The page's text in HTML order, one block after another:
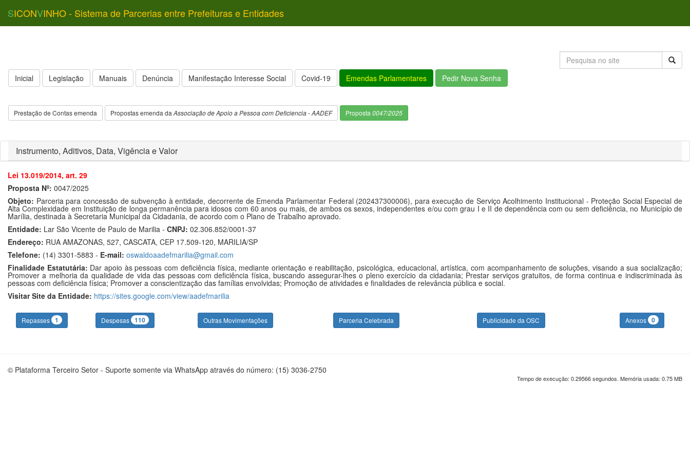
SICONVINHO - Sistema de Parcerias entre Prefeituras e Entidades
Inicial Legislação Manuais Denúncia Manifestação Interesse Social Covid-19 Emendas Parlamentares Pedir Nova Senha
Prestação de Contas emenda Propostas emenda da Associação de Apoio a Pessoa com Deficiencia - AADEF Proposta 0047/2025
Instrumento, Aditivos, Data, Vigência e Valor
Lei 13.019/2014, art. 29
Proposta Nº: 0047/2025
Objeto: Parceria para concessão de subvenção à entidade, decorrente de Emenda Parlamentar Federal (202437300006), para execução de Serviço Acolhimento Institucional - Proteção Social Especial de
Alta Complexidade em Instituição de longa permanência para idosos com 60 anos ou mais, de ambos os sexos, independentes e/ou com grau I e II de dependência com ou sem deficiência, no Município de
Marília, destinada à Secretaria Municipal da Cidadania, de acordo com o Plano de Trabalho aprovado.
Entidade: Lar São Vicente de Paulo de Marilia - CNPJ: 02.306.852/0001-37
Endereço: RUA AMAZONAS, 527, CASCATA, CEP 17.509-120, MARILIA/SP
Telefone: (14) 3301-5883 - E-mail: oswaldoaadefmarilia@gmail.com
Finalidade Estatutária: Dar apoio às pessoas com deficiência física, mediante orientação e reabilitação, psicológica, educacional, artística, com acompanhamento de soluções, visando a sua socialização;
Promover a melhoria da qualidade de vida das pessoas com deficiência física, buscando assegurar-lhes o pleno exercício da cidadania; Prestar serviços gratuitos, de forma continua e indiscriminada às
pessoas com deficiência física; Promover a conscientização das famílias envolvidas; Promoção de atividades e finalidades de relevância pública e social.
Visitar Site da Entidade: https://sites.google.com/view/aadefmarilia
Repasses 1 Despesas 110 Outras Movimentações Parceria Celebrada Publicidade da OSC Anexos 0
© Plataforma Terceiro Setor - Suporte somente via WhatsApp através do número: (15) 3036-2750
Tempo de execução: 0.29566 segundos. Memória usada: 0.75 MB